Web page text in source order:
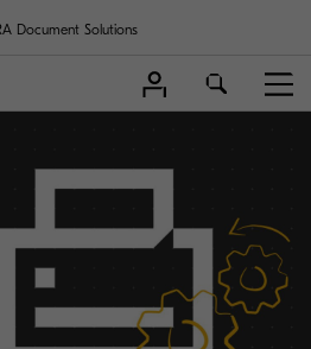
Document Solutions